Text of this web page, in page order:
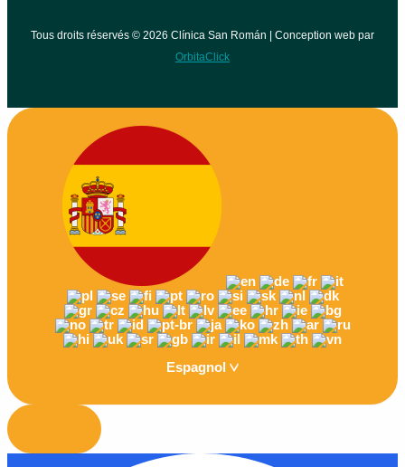
Tous droits réservés © 2026 Clínica San Román | Conception web par
OrbitaClick
Espagnol